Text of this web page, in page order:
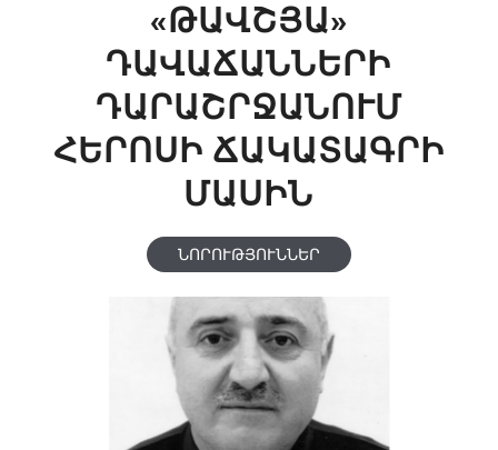
«ԹԱՎՇՅԱ»
ԴԱՎԱՃԱՆՆԵՐԻ
ԴԱՐԱՇՐՋԱՆՈՒՄ
ՀԵՐՈՍԻ ՃԱԿԱՏԱԳՐԻ
ՄԱՍԻՆ
ՆՈՐՈՒԹՅՈՒՆՆԵՐ